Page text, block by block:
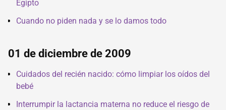
Egipto
Cuando no piden nada y se lo damos todo
01 de diciembre de 2009
Cuidados del recién nacido: cómo limpiar los oídos del
bebé
Interrumpir la lactancia materna no reduce el riesgo de